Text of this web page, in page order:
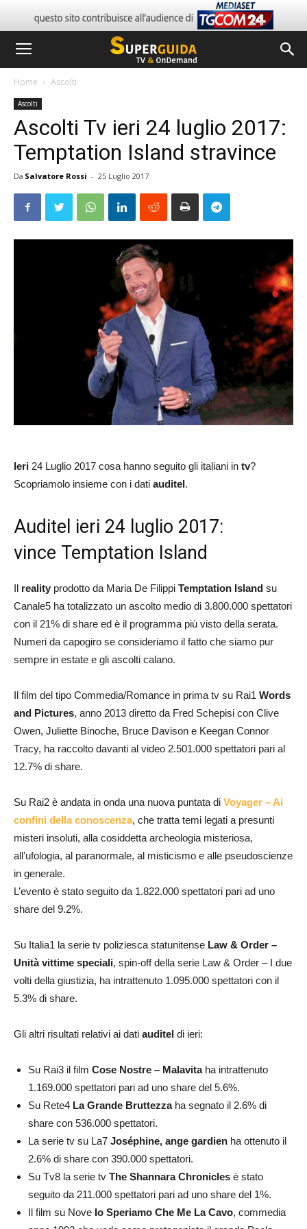
Home Ascolti
Ascolti
Ascolti Tv ieri 24 luglio 2017:
Temptation Island stravince
Da Salvatore Rossi - 25 Luglio 2017
Ieri 24 Luglio 2017 cosa hanno seguito gli italiani in tv?
Scopriamolo insieme con i dati auditel.
Auditel ieri 24 luglio 2017:
vince Temptation Island
Il reality prodotto da Maria De Filippi Temptation Island su
Canale5 ha totalizzato un ascolto medio di 3.800.000 spettatori
con il 21% di share ed è il programma più visto della serata.
Numeri da capogiro se consideriamo il fatto che siamo pur
sempre in estate e gli ascolti calano.
Il film del tipo Commedia/Romance in prima tv su Rai1 Words
and Pictures, anno 2013 diretto da Fred Schepisi con Clive
Owen, Juliette Binoche, Bruce Davison e Keegan Connor
Tracy, ha raccolto davanti al video 2.501.000 spettatori pari al
12.7% di share.
Su Rai2 è andata in onda una nuova puntata di Voyager – Ai
confini della conoscenza, che tratta temi legati a presunti
misteri insoluti, alla cosiddetta archeologia misteriosa,
all’ufologia, al paranormale, al misticismo e alle pseudoscienze
in generale.
L’evento è stato seguito da 1.822.000 spettatori pari ad uno
share del 9.2%.
Su Italia1 la serie tv poliziesca statunitense Law & Order –
Unità vittime speciali, spin-off della serie Law & Order – I due
volti della giustizia, ha intrattenuto 1.095.000 spettatori con il
5.3% di share.
Gli altri risultati relativi ai dati auditel di ieri:
Su Rai3 il film Cose Nostre – Malavitaha intrattenuto
1.169.000 spettatori pari ad uno share del 5.6%.
Su Rete4 La Grande Bruttezzaha segnato il 2.6% di
share con 536.000 spettatori.
La serie tv su La7 Joséphine, ange gardien ha ottenuto il
2.6% di share con 390.000 spettatori.
Su Tv8 la serie tv The Shannara Chronicles è stato
seguito da 211.000 spettatori pari ad uno share del 1%.
Il film su Nove Io Speriamo Che Me La Cavo, commedia